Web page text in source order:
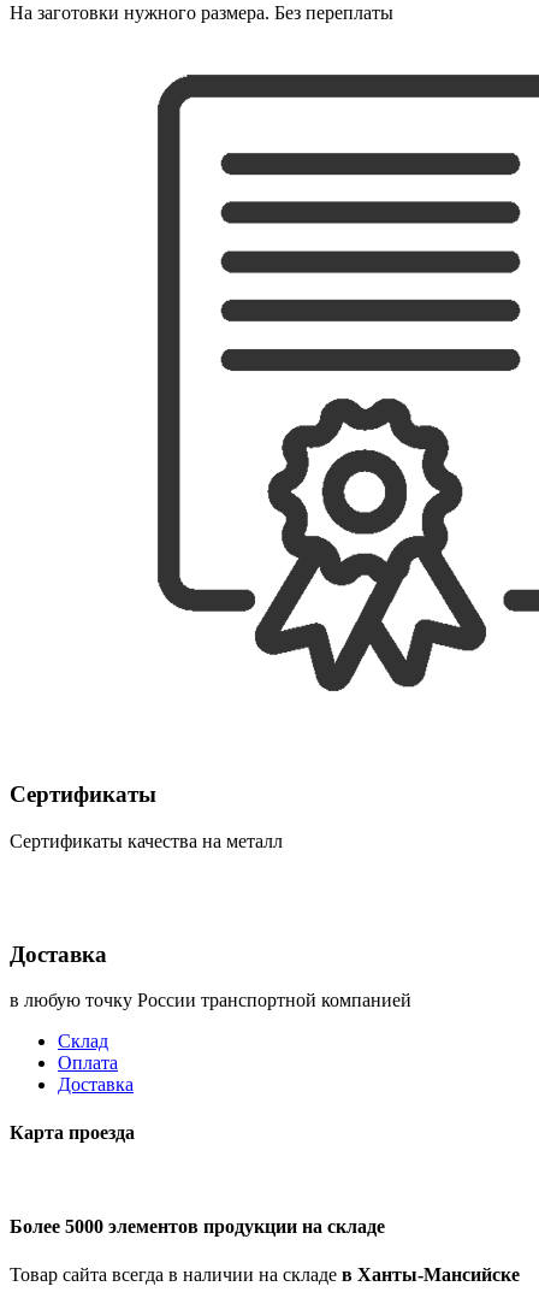
На заготовки нужного размера. Без переплаты
Сертификаты
Сертификаты качества на металл
Доставка
в любую точку России транспортной компанией
Склад
Оплата
Доставка
Карта проезда
Более 5000 элементов продукции на складе
Товар сайта всегда в наличии на складе в Ханты-Мансийске